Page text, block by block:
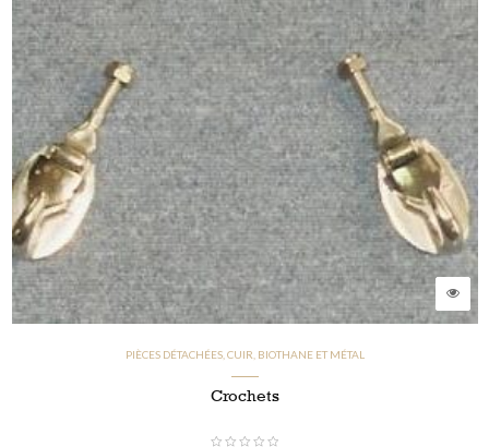
PIÈCES DÉTACHÉES, CUIR, BIOTHANE ET MÉTAL
Crochets